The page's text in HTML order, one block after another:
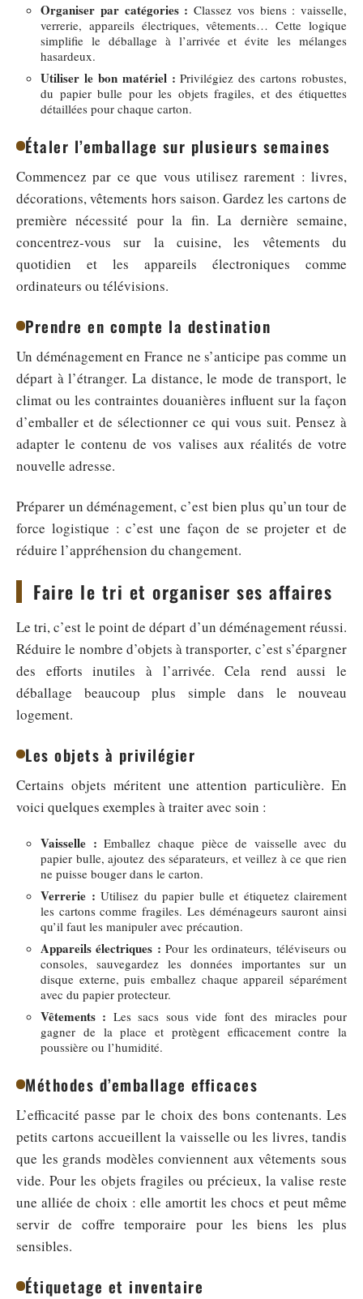
Organiser par catégories : Classez vos biens : vaisselle,
verrerie, appareils électriques, vêtements… Cette logique
simplifie le déballage à l’arrivée et évite les mélanges
hasardeux.
Utiliser le bon matériel : Privilégiez des cartons robustes,
du papier bulle pour les objets fragiles, et des étiquettes
détaillées pour chaque carton.
Étaler l’emballage sur plusieurs semaines
Commencez par ce que vous utilisez rarement : livres,
décorations, vêtements hors saison. Gardez les cartons de
première nécessité pour la fin. La dernière semaine,
concentrez-vous sur la cuisine, les vêtements du
quotidien et les appareils électroniques comme
ordinateurs ou télévisions.
Prendre en compte la destination
Un déménagement en France ne s’anticipe pas comme un
départ à l’étranger. La distance, le mode de transport, le
climat ou les contraintes douanières influent sur la façon
d’emballer et de sélectionner ce qui vous suit. Pensez à
adapter le contenu de vos valises aux réalités de votre
nouvelle adresse.
Préparer un déménagement, c’est bien plus qu’un tour de
force logistique : c’est une façon de se projeter et de
réduire l’appréhension du changement.
Faire le tri et organiser ses affaires
Le tri, c’est le point de départ d’un déménagement réussi.
Réduire le nombre d’objets à transporter, c’est s’épargner
des efforts inutiles à l’arrivée. Cela rend aussi le
déballage beaucoup plus simple dans le nouveau
logement.
Les objets à privilégier
Certains objets méritent une attention particulière. En
voici quelques exemples à traiter avec soin :
Vaisselle : Emballez chaque pièce de vaisselle avec du
papier bulle, ajoutez des séparateurs, et veillez à ce que rien
ne puisse bouger dans le carton.
Verrerie : Utilisez du papier bulle et étiquetez clairement
les cartons comme fragiles. Les déménageurs sauront ainsi
qu’il faut les manipuler avec précaution.
Appareils électriques : Pour les ordinateurs, téléviseurs ou
consoles, sauvegardez les données importantes sur un
disque externe, puis emballez chaque appareil séparément
avec du papier protecteur.
Vêtements : Les sacs sous vide font des miracles pour
gagner de la place et protègent efficacement contre la
poussière ou l’humidité.
Méthodes d’emballage efficaces
L’efficacité passe par le choix des bons contenants. Les
petits cartons accueillent la vaisselle ou les livres, tandis
que les grands modèles conviennent aux vêtements sous
vide. Pour les objets fragiles ou précieux, la valise reste
une alliée de choix : elle amortit les chocs et peut même
servir de coffre temporaire pour les biens les plus
sensibles.
Étiquetage et inventaire